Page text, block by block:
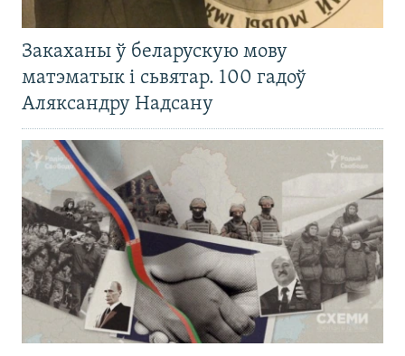
Закаханы ў беларускую мову
матэматык і сьвятар. 100 гадоў
Аляксандру Надсану